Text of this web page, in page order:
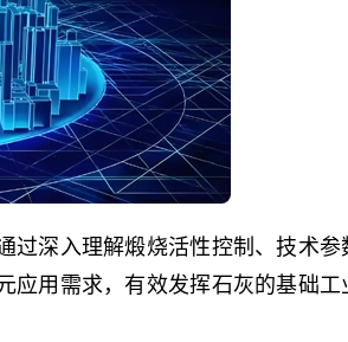
深入理解煅烧活性控制、技术
用需求，有效发挥石灰的基础